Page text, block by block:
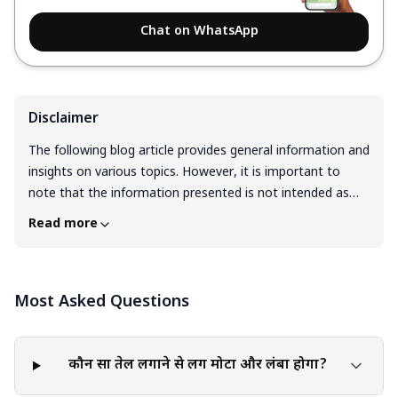
Chat on WhatsApp
Disclaimer
The following blog article provides general information and
insights on various topics. However, it is important to
note that the information presented is not intended as
professional advice in any specific field or area. The
guarantee of any product, service, or information
decisions and actions they take based on the information
provided in this blog. It is essential to exercise individual
Read more
Most Asked Questions
कौन सा तेल लगाने से लिंग मोटा और लंबा होगा?